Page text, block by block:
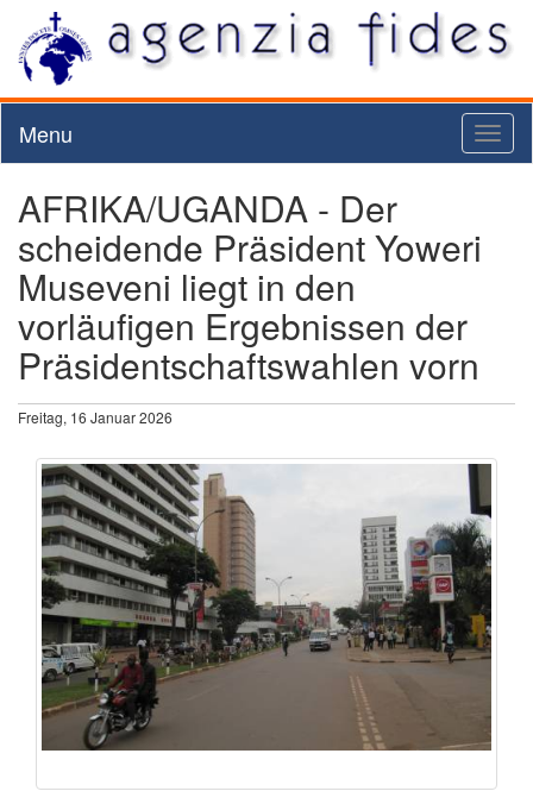
Menu
AFRIKA/UGANDA - Der
scheidende Präsident Yoweri
Museveni liegt in den
vorläufigen Ergebnissen der
Präsidentschaftswahlen vorn
Freitag, 16 Januar 2026